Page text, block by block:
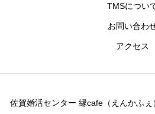
TMSについ
お問い合わ
アクセス
佐賀婚活センター 縁cafe（えんか